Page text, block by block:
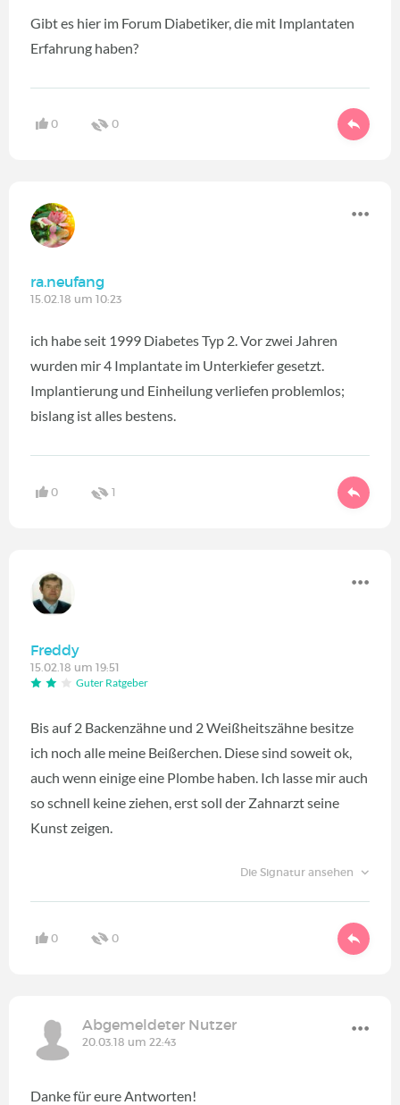
Gibt es hier im Forum Diabetiker, die mit Implantaten
Erfahrung haben?
0 0
ra.neufang
15.02.18 um 10:23
ich habe seit 1999 Diabetes Typ 2. Vor zwei Jahren
wurden mir 4 Implantate im Unterkiefer gesetzt.
Implantierung und Einheilung verliefen problemlos;
bislang ist alles bestens.
0 1
Freddy
15.02.18 um 19:51
Guter Ratgeber
Bis auf 2 Backenzähne und 2 Weißheitszähne besitze
ich noch alle meine Beißerchen. Diese sind soweit ok,
auch wenn einige eine Plombe haben. Ich lasse mir auch
so schnell keine ziehen, erst soll der Zahnarzt seine
Kunst zeigen.
Die Signatur ansehen
0 0
Abgemeldeter Nutzer
20.03.18 um 22:43
Danke für eure Antworten!